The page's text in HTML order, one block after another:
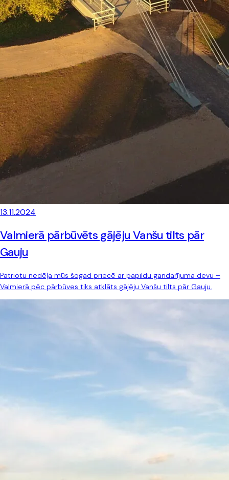
13.11.2024
Valmierā pārbūvēts gājēju Vanšu tilts pār
Gauju
Patriotu nedēļa mūs šogad priecē ar papildu gandarījuma devu –
Valmierā pēc pārbūves tiks atklāts gājēju Vanšu tilts pār Gauju.